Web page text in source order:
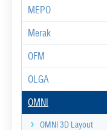
MEPO
Merak
OFM
OLGA
OMNI
OMNI 3D Layout